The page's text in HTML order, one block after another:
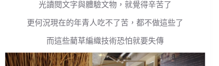
光讀閱文字與體驗文物，就覺得辛苦了
更何況現在的年青人吃不了苦，都不做這些了
而這些藺草編織技術恐怕就要失傳